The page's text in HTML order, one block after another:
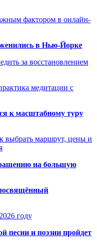
фактором в онлайн-
в Нью-Йорке
за восстановлением
медитации с
к масштабному туру
выбрать маршрут, цены и
на большую
году
песни и поэзии пройдет